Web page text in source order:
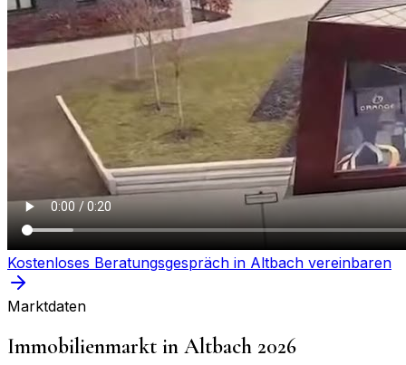
Kostenloses Beratungsgespräch in Altbach vereinbaren
Marktdaten
Immobilienmarkt in Altbach 2026